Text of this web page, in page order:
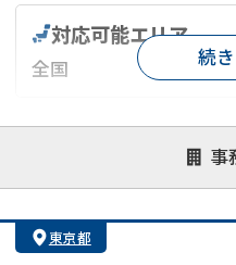
事
対応可能エリア
全国
対応が親身 オンラ
1億円
続
東京都